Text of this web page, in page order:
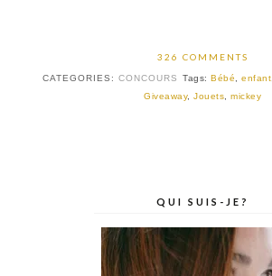
326 COMMENTS
CATEGORIES: CONCOURS Tags: Bébé enfant
Giveaway, Jouets mickey
QUI SUIS-JE?